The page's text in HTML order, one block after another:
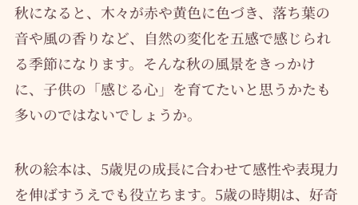
秋になると、木々が赤や黄色に色づき、落ち葉の
音や風の香りなど、自然の変化を五感で感じられ
る季節になります。そんな秋の風景をきっかけ
に、子供の「感じる心」を育てたいと思うかたも
多いのではないでしょうか。
秋の絵本は、5歳児の成長に合わせて感性や表現力
を伸ばすうえでも役立ちます。5歳の時期は、好奇